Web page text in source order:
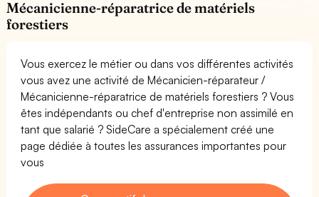
Mécanicienne-réparatrice de matériels
forestiers
Vous exercez le métier ou dans vos différentes activités
vous avez une activité de Mécanicien-réparateur /
Mécanicienne-réparatrice de matériels forestiers ? Vous
êtes indépendants ou chef d'entreprise non assimilé en
tant que salarié ? SideCare a spécialement créé une
page dédiée à toutes les assurances importantes pour
vous